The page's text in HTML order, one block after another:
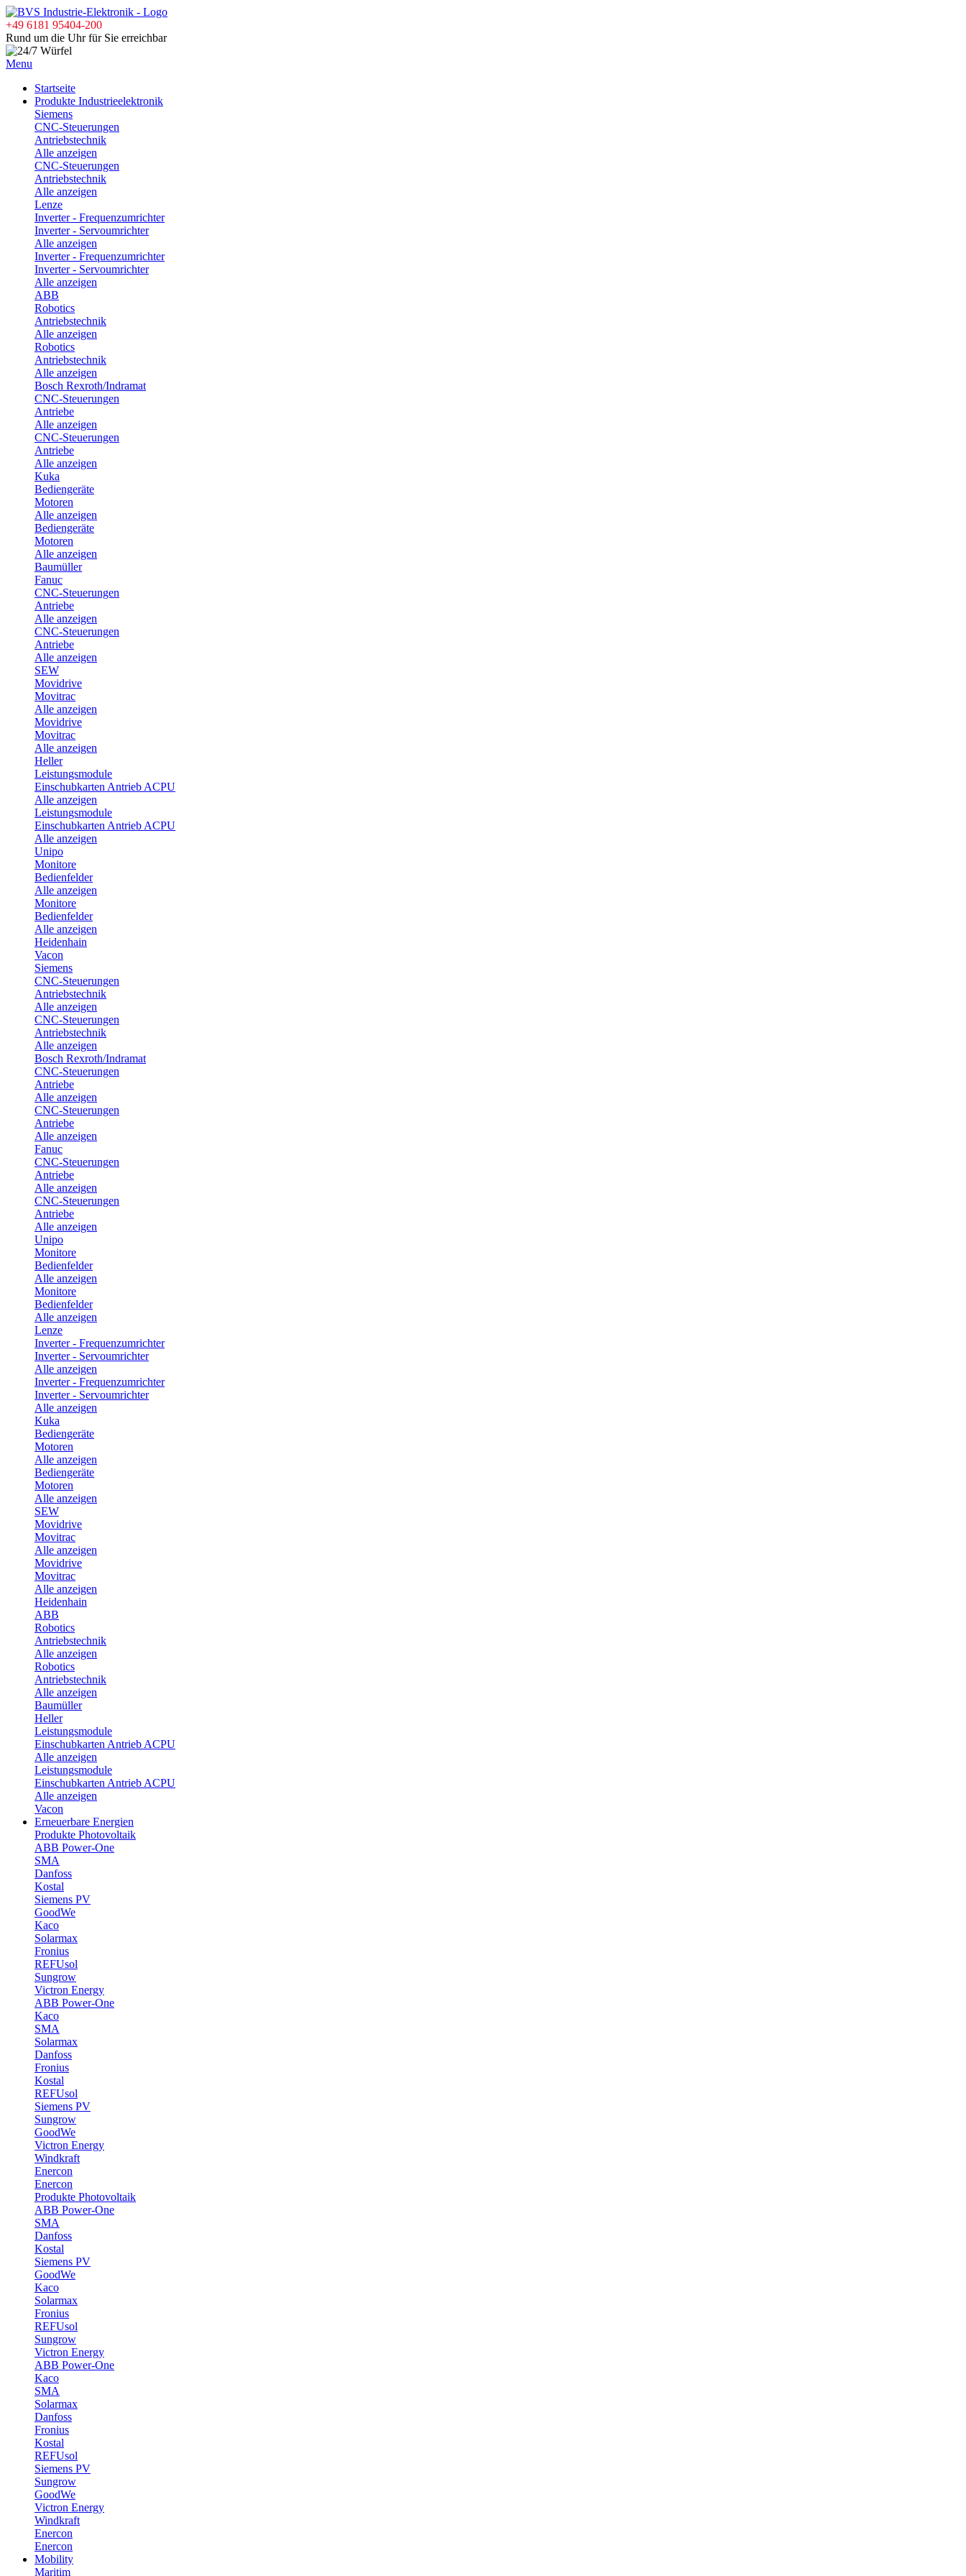
+49 6181 95404-200
Rund um die Uhr für Sie erreichbar
Menu
Startseite
Produkte Industrieelektronik
Siemens
CNC-Steuerungen
Antriebstechnik
Alle anzeigen
CNC-Steuerungen
Antriebstechnik
Alle anzeigen
Lenze
Inverter - Frequenzumrichter
Inverter - Servoumrichter
Alle anzeigen
Inverter - Frequenzumrichter
Inverter - Servoumrichter
Alle anzeigen
ABB
Robotics
Antriebstechnik
Alle anzeigen
Robotics
Antriebstechnik
Alle anzeigen
Bosch Rexroth/Indramat
CNC-Steuerungen
Antriebe
Alle anzeigen
CNC-Steuerungen
Antriebe
Alle anzeigen
Kuka
Bediengeräte
Motoren
Alle anzeigen
Bediengeräte
Motoren
Alle anzeigen
Baumüller
Fanuc
CNC-Steuerungen
Antriebe
Alle anzeigen
CNC-Steuerungen
Antriebe
Alle anzeigen
SEW
Movidrive
Movitrac
Alle anzeigen
Movidrive
Movitrac
Alle anzeigen
Heller
Leistungsmodule
Einschubkarten Antrieb ACPU
Alle anzeigen
Leistungsmodule
Einschubkarten Antrieb ACPU
Alle anzeigen
Unipo
Monitore
Bedienfelder
Alle anzeigen
Monitore
Bedienfelder
Alle anzeigen
Heidenhain
Vacon
Siemens
CNC-Steuerungen
Antriebstechnik
Alle anzeigen
CNC-Steuerungen
Antriebstechnik
Alle anzeigen
Bosch Rexroth/Indramat
CNC-Steuerungen
Antriebe
Alle anzeigen
CNC-Steuerungen
Antriebe
Alle anzeigen
Fanuc
CNC-Steuerungen
Antriebe
Alle anzeigen
CNC-Steuerungen
Antriebe
Alle anzeigen
Unipo
Monitore
Bedienfelder
Alle anzeigen
Monitore
Bedienfelder
Alle anzeigen
Lenze
Inverter - Frequenzumrichter
Inverter - Servoumrichter
Alle anzeigen
Inverter - Frequenzumrichter
Inverter - Servoumrichter
Alle anzeigen
Kuka
Bediengeräte
Motoren
Alle anzeigen
Bediengeräte
Motoren
Alle anzeigen
SEW
Movidrive
Movitrac
Alle anzeigen
Movidrive
Movitrac
Alle anzeigen
Heidenhain
ABB
Robotics
Antriebstechnik
Alle anzeigen
Robotics
Antriebstechnik
Alle anzeigen
Baumüller
Heller
Leistungsmodule
Einschubkarten Antrieb ACPU
Alle anzeigen
Leistungsmodule
Einschubkarten Antrieb ACPU
Alle anzeigen
Vacon
Erneuerbare Energien
Produkte Photovoltaik
ABB Power-One
SMA
Danfoss
Kostal
Siemens PV
GoodWe
Kaco
Solarmax
Fronius
REFUsol
Sungrow
Victron Energy
ABB Power-One
Kaco
SMA
Solarmax
Danfoss
Fronius
Kostal
REFUsol
Siemens PV
Sungrow
GoodWe
Victron Energy
Windkraft
Enercon
Enercon
Produkte Photovoltaik
ABB Power-One
SMA
Danfoss
Kostal
Siemens PV
GoodWe
Kaco
Solarmax
Fronius
REFUsol
Sungrow
Victron Energy
ABB Power-One
Kaco
SMA
Solarmax
Danfoss
Fronius
Kostal
REFUsol
Siemens PV
Sungrow
GoodWe
Victron Energy
Windkraft
Enercon
Enercon
Mobility
Maritim